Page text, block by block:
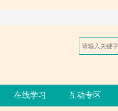
在线学习 互动专区